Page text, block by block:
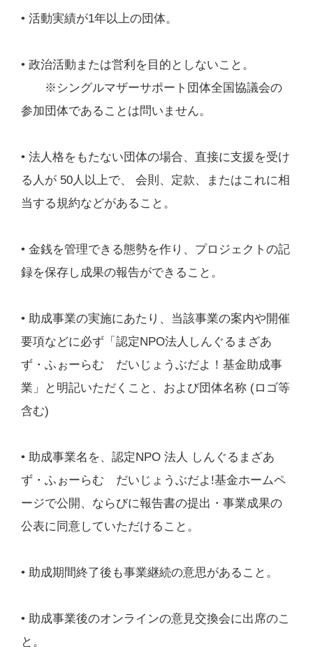
• 活動実績が1年以上の団体。
• 政治活動または営利を目的としないこと。
※シングルマザーサポート団体全国協議会の
参加団体であることは問いません。
• 法人格をもたない団体の場合、直接に支援を受け
る人が 50人以上で、 会則、定款、またはこれに相
当する規約などがあること。
• 金銭を管理できる態勢を作り、プロジェクトの記
録を保存し成果の報告ができること。
• 助成事業の実施にあたり、当該事業の案内や開催
要項などに必ず「認定NPO法人しんぐるまざあ
ず・ふぉーらむ だいじょうぶだよ！基金助成事
業」と明記いただくこと、および団体名称 (ロゴ等
含む)
• 助成事業名を、認定NPO 法人 しんぐるまざあ
ず・ふぉーらむ だいじょうぶだよ!基金ホームペ
ージで公開、ならびに報告書の提出・事業成果の
公表に同意していただけること。
• 助成期間終了後も事業継続の意思があること。
• 助成事業後のオンラインの意見交換会に出席のこ
と。